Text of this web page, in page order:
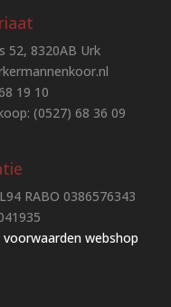
52, 8320AB Urk
19 10
(0527) 68 36 09
RABO 0386576343
webshop